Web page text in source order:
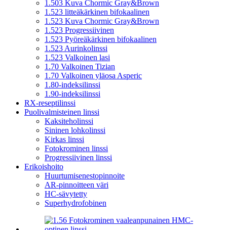
1.503 Kuva Chormic Gray&Brown
1.523 litteäkärkinen bifokaalinen
1.523 Kuva Chormic Gray&Brown
1.523 Progressiivinen
1.523 Pyöreäkärkinen bifokaalinen
1.523 Aurinkolinssi
1.523 Valkoinen lasi
1.70 Valkoinen Tizian
1.70 Valkoinen yläosa Asperic
1.80-indeksilinssi
1.90-indeksilinssi
RX-reseptilinssi
Puolivalmisteinen linssi
Kaksiteholinssi
Sininen lohkolinssi
Kirkas linssi
Fotokrominen linssi
Progressiivinen linssi
Erikoishoito
Huurtumisenestopinnoite
AR-pinnoitteen väri
HC-sävytetty
Superhydrofobinen